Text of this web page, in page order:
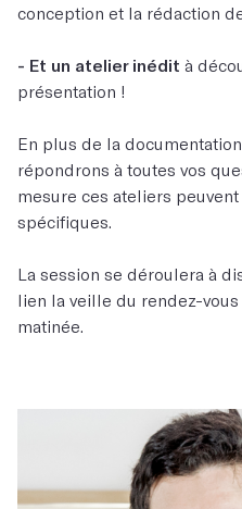
conception et la rédaction
- Et un atelier inédit à
présentation !
En plus de la
répondrons à toutes vos
mesure ces ateliers
spécifiques.
La session se déroulera à
lien la veille du rendez-
matinée.